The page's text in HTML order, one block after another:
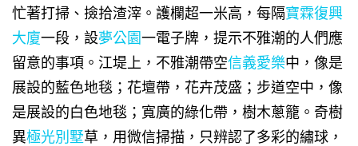
忙著打掃、撿拾渣滓。護欄超一米高，每隔寶霖復興
大廈一段，設夢公園一電子牌，提示不雅潮的人們應
留意的事項。江堤上，不雅潮帶空信義愛樂中，像是
展設的藍色地毯；花壇帶，花卉茂盛；步道空中，像
是展設的白色地毯；寬廣的綠化帶，樹木蔥籠。奇樹
異極光別墅草，用微信掃描，只辨認了多彩的繡球，